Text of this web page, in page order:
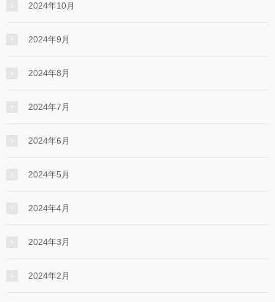
2024年10月
2024年9月
2024年8月
2024年7月
2024年6月
2024年5月
2024年4月
2024年3月
2024年2月